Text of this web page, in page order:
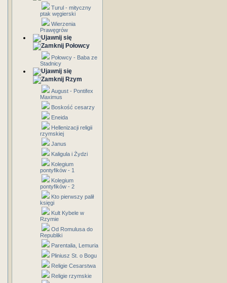
Turul - mityczny
ptak węgierski
Wierzenia
Prawęgrów
Połowcy
Połowcy - Baba ze
Stadnicy
Rzym
August - Pontifex
Maximus
Boskość cesarzy
Eneida
Hellenizacji religii
rzymskiej
Janus
Kaligula i Żydzi
Kolegium
pontyfików - 1
Kolegium
pontyfików - 2
Kto pierwszy palił
księgi
Kult Kybele w
Rzymie
Od Romulusa do
Republiki
Parentalia, Lemuria
Pliniusz St. o Bogu
Religie Cesarstwa
Religie rzymskie